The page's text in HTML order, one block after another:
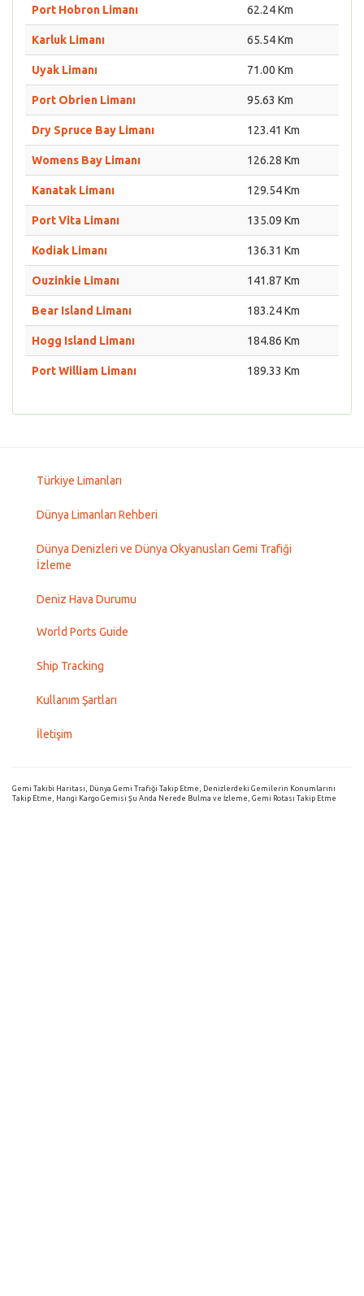
Port Hobron Limanı 62.24 Km
Karluk Limanı 65.54 Km
Uyak Limanı 71.00 Km
Port Obrien Limanı 95.63 Km
Dry Spruce Bay Limanı 123.41 Km
Womens Bay Limanı 126.28 Km
Kanatak Limanı 129.54 Km
Port Vita Limanı 135.09 Km
Kodiak Limanı 136.31 Km
Ouzinkie Limanı 141.87 Km
Bear Island Limanı 183.24 Km
Hogg Island Limanı 184.86 Km
Port William Limanı 189.33 Km
Türkiye Limanları
Dünya Limanları Rehberi
Dünya Denizleri ve Dünya Okyanusları Gemi Trafiği
İzleme
Deniz Hava Durumu
World Ports Guide
Ship Tracking
Kullanım Şartları
İletişim
Gemi Takibi Haritası, Dünya Gemi Trafiği Takip Etme, Denizlerdeki Gemilerin Konumlarını
Takip Etme, Hangi Kargo Gemisi Şu Anda Nerede Bulma ve İzleme, Gemi Rotası Takip Etme